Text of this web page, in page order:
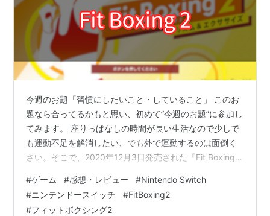
今週のお題「習慣にしたいこと・していること」 このお
題なら合ってるかもと思い、初めて”今週のお題”に参加し
てみます。 座りっぱなしの時間が長い生活なので少しで
も運動不足を解消したい、でも外で運動するのは面倒く
さい。そこで、2020年12月3日発売された『Fit Boxing 2
発売日に購入。マイペースに継続できており、今年で4年
目に入りました。 今回は、レビューも交えながら習慣化
#ゲーム #感想・レビュー #Nintendo Switch
#ニンテンドースイッチ #FitBoxing2
#フィットボクシング2